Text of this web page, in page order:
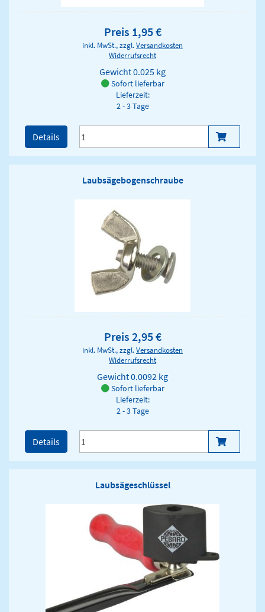
Preis 1,95 €
inkl. MwSt., zzgl.Versandkosten
Widerrufsrecht
Gewicht0.025 kg
Sofort lieferbar
Lieferzeit:
2 - 3 Tage
Details
Laubsägebogenschraube
Preis 2,95 €
inkl. MwSt., zzgl.Versandkosten
Widerrufsrecht
Gewicht0.0092 kg
Sofort lieferbar
Lieferzeit:
2 - 3 Tage
Details
Laubsägeschlüssel